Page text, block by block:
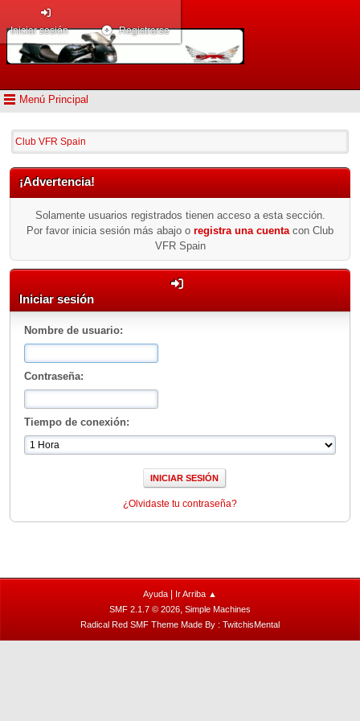
Menú Principal
Iniciar sesión Registrarse
Club VFR Spain
¡Advertencia!
Solamente usuarios registrados tienen acceso a esta sección.
Por favor inicia sesión más abajo o registra una cuenta con Club
VFR Spain
Iniciar sesión
Nombre de usuario:
Contraseña:
Tiempo de conexión:
¿Olvidaste tu contraseña?
Ayuda
Ir Arriba ▲
SMF 2.1.7 © 2026, Simple Machines
Radical Red SMF Theme Made By : TwitchisMental